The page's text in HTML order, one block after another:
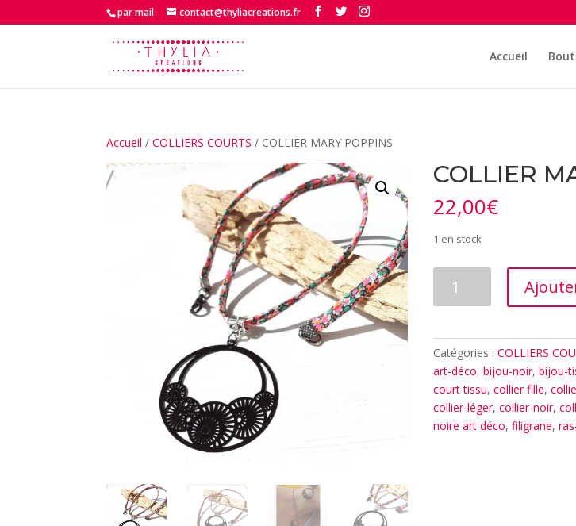
par mail contact@thyliacreations.fr
Accueil
Accueil /COLLIERS COURTS / COLLIER MARY POPPINS
COLLIER
22,00€
1 en stock
POPPINS
Catégories :COLLIERS
art-déco,bijou-noir,bijou-
court tissu,collier fille,
collier-léger,collier-noir,
noire art déco,filigrane,